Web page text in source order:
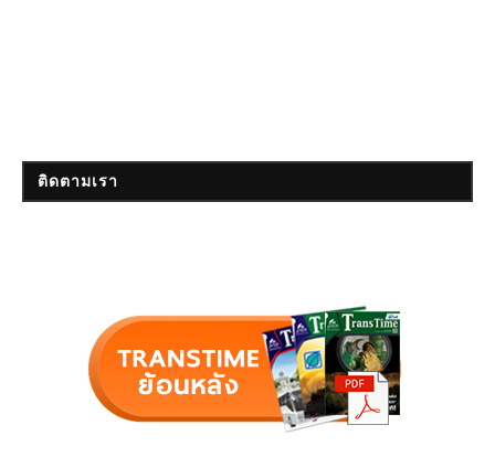
ติดตามเรา